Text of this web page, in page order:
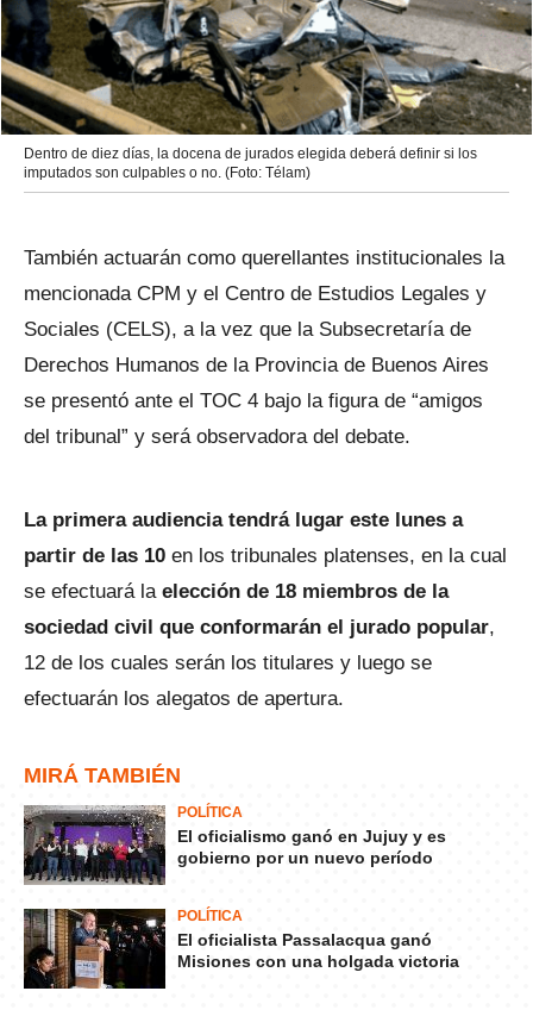
Dentro de diez días, la docena de jurados elegida deberá definir si los
imputados son culpables o no. (Foto: Télam)
También actuarán como querellantes institucionales la
mencionada CPM y el Centro de Estudios Legales y
Sociales (CELS), a la vez que la Subsecretaría de
Derechos Humanos de la Provincia de Buenos Aires
se presentó ante el TOC 4 bajo la figura de “amigos
del tribunal” y será observadora del debate.
La primera audiencia tendrá lugar este lunes a
partir de las 10 en los tribunales platenses, en la cual
se efectuará la elección de 18 miembros de la
sociedad civil que conformarán el jurado popular,
12 de los cuales serán los titulares y luego se
efectuarán los alegatos de apertura.
MIRÁ TAMBIÉN
POLÍTICA
El oficialismo ganó en Jujuy y es
gobierno por un nuevo período
POLÍTICA
El oficialista Passalacqua ganó
Misiones con una holgada victoria